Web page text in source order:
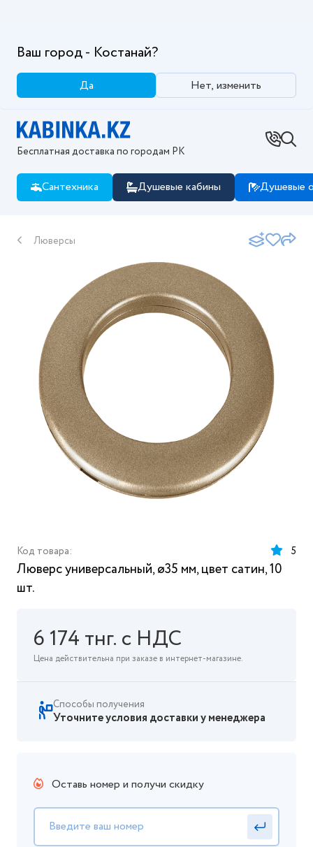
Ваш город - Костанай?
Да Нет, изменить
Бесплатная доставка по городам РК
Сантехника Душевые кабины Душевые
Люверсы
Код товара: 5
Люверс универсальный, ø35 мм, цвет сатин, 10
шт.
6 174 тнг. с НДС
Цена действительна при заказе в интернет-магазине.
Способы получения
Уточните условия доставки у менеджера
Оставь номер и получи скидку